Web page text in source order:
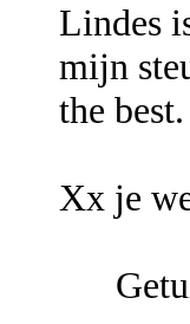
Lindes
mijn
the best.
Xx je